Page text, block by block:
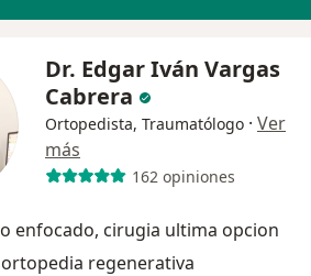
Dr. Edgar Iván Vargas
Cabrera
Ortopedista, Traumatólogo · Ver
más
162 opiniones
enfocado, cirugia ultima opcion
regenerativa